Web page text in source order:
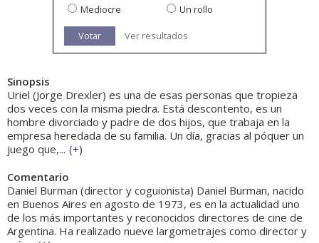
Mediocre
Un rollo
Votar Ver resultados
Sinopsis
Uriel (Jorge Drexler) es una de esas personas que tropieza
dos veces con la misma piedra. Está descontento, es un
hombre divorciado y padre de dos hijos, que trabaja en la
empresa heredada de su familia. Un día, gracias al póquer un
juego que,... (+)
Comentario
Daniel Burman (director y coguionista) Daniel Burman, nacido
en Buenos Aires en agosto de 1973, es en la actualidad uno
de los más importantes y reconocidos directores de cine de
Argentina. Ha realizado nueve largometrajes como director y